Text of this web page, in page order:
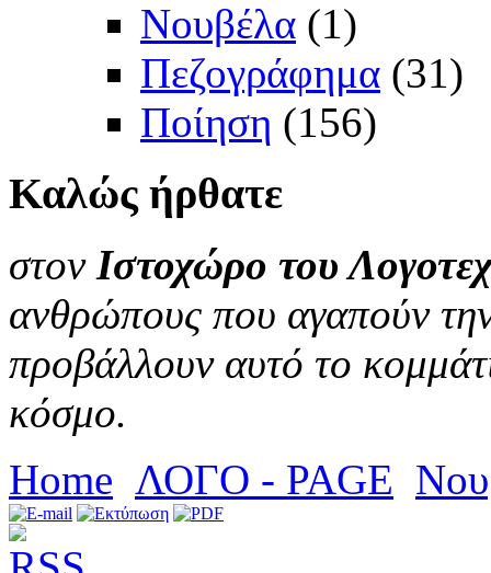
Νουβέλα (1)
Πεζογράφημα (31)
Ποίηση (156)
Καλώς ήρθατε
στον Ιστοχώρο του
ανθρώπους που αγαπούν
προβάλλουν αυτό το
κόσμο.
Home ΛΟΓΟ - PAGE